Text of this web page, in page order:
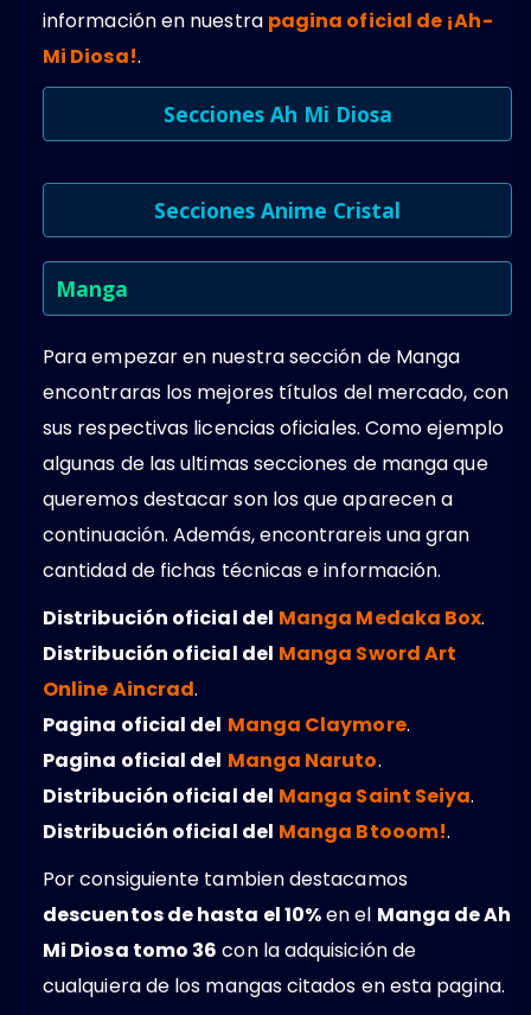
información en nuestra pagina oficial de ¡Ah-
Mi Diosa!.
Secciones Ah Mi Diosa
Secciones Anime Cristal
Manga
Para empezar en nuestra sección de Manga
encontraras los mejores títulos del mercado, con
sus respectivas licencias oficiales. Como ejemplo
algunas de las ultimas secciones de manga que
queremos destacar son los que aparecen a
continuación. Además, encontrareis una gran
cantidad de fichas técnicas e información.
Distribución oficial del Manga Medaka Box.
Distribución oficial del Manga Sword Art
Online Aincrad.
Pagina oficial del Manga Claymore.
Pagina oficial del Manga Naruto.
Distribución oficial del Manga Saint Seiya.
Distribución oficial del Manga Btooom!.
Por consiguiente tambien destacamos
descuentos de hasta el 10%en el Manga de Ah
Mi Diosa tomo 36 con la adquisición de
cualquiera de los mangas citados en esta pagina.